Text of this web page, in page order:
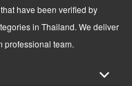
have been verified by
in Thailand. We deliver
professional team.